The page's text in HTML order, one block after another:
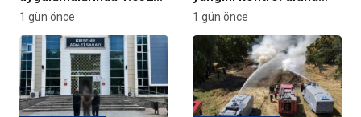
kişi yakalandı
1 gün önce
alındı
1 gün önce